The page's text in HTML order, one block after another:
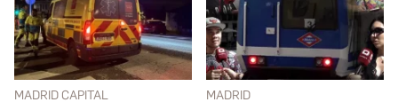
MADRID CAPITAL MADRID